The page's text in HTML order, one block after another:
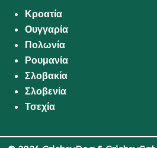
Κροατία
Ουγγαρία
Πολωνία
Ρουμανία
Σλοβακία
Σλοβενία
Τσεχία